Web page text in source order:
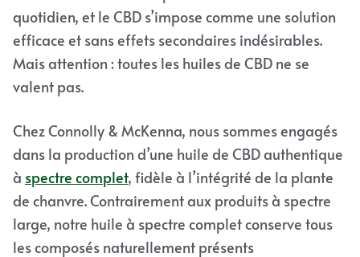
quotidien, et le CBD s’impose comme une solution
efficace et sans effets secondaires indésirables.
Mais attention : toutes les huiles de CBD ne se
valent pas.
Chez Connolly & McKenna, nous sommes engagés
dans la production d’une huile de CBD authentique
à spectre complet, fidèle à l’intégrité de la plante
de chanvre. Contrairement aux produits à spectre
large, notre huile à spectre complet conserve tous
les composés naturellement présents